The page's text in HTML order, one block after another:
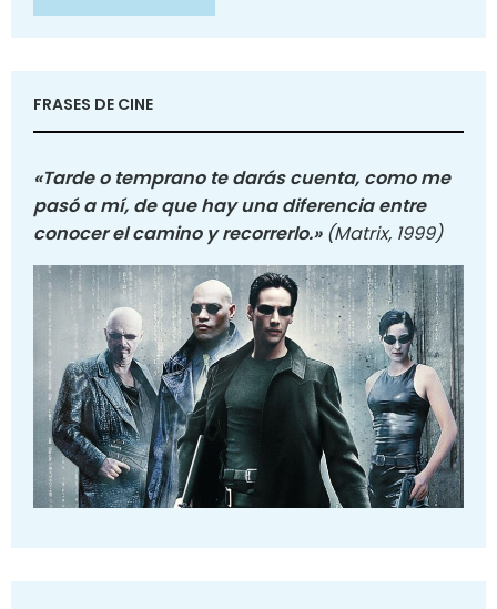
FRASES DE CINE
«Tarde o temprano te darás cuenta, como me
pasó a mí, de que hay una diferencia entre
conocer el camino y recorrerlo.» (Matrix, 1999)